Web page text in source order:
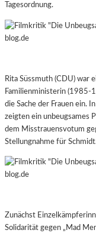
Tagesordnung.
Rita Süssmuth (CDU) war
Familienministerin (1985-
die Sache der Frauen ein.
zeigten ein unbeugsames
dem Misstrauensvotum
Stellungnahme für
Zunächst
Solidarität gegen „Mad